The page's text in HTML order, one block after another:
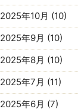
2025年10月 (10)
2025年9月 (10)
2025年8月 (10)
2025年7月 (11)
2025年6月 (7)